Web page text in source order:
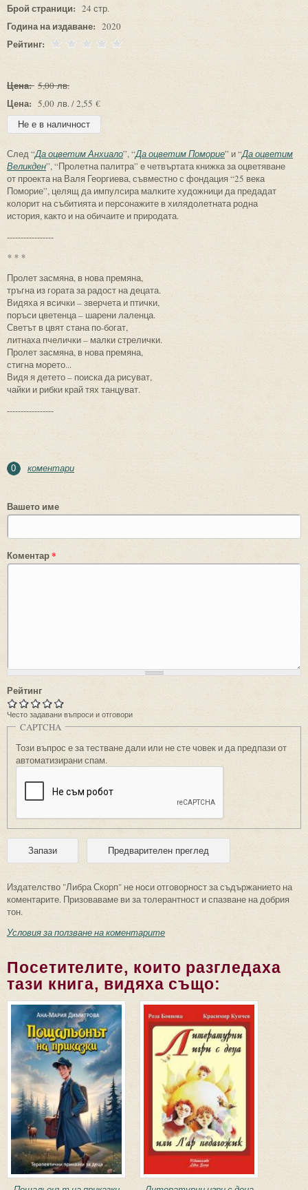
Брой страници: 24 стр.
Година на издаване: 2020
Рейтинг:
Цена: 5,00 лв.
Цена: 5,00 лв. / 2,55 €
След “Да оцветим Анхиало”, “Да оцветим Поморие” и “Да оцветим
Великден”, “Пролетна палитра” е четвъртата книжка за оцветяване
от проекта на Валя Георгиева, съвместно с фондация “25 века
Поморие”, целящ да импулсира малките художници да предадат
колорит на събитията и персонажите в хилядолетната родна
история, както и на обичаите и природата.
-----------------
* * *
Пролет засмяна, в нова премяна,
тръгна из гората за радост на децата.
Видяха я всички – зверчета и птички,
поръси цветенца – шарени лаленца.
Светът в цвят стана по-богат,
литнаха пчелички – малки стрелички.
Пролет засмяна, в нова премяна,
стигна морето...
Видя я детето – поиска да рисуват,
чайки и рибки край тях танцуват.
-----------------
0 коментари
Вашето име
Коментар*
Рейтинг
Често задавани въпроси и отговори
CAPTCHA
Този въпрос е за тестване дали или не сте човек и да предпази от
автоматизирани спам.
Издателство "Либра Скорп" не носи отговорност за съдържанието на
коментарите. Призоваваме ви за толерантност и спазване на добрия
тон.
Условия за ползване на коментарите
Посетителите, които разгледаха
тази книга, видяха също: